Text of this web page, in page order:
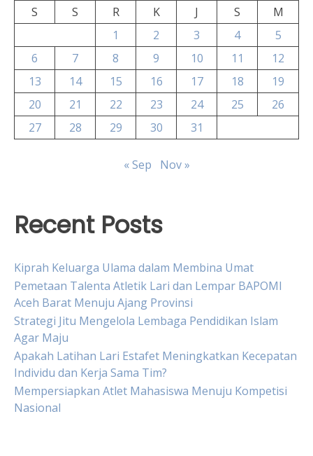
S
S R K J S
M
1
2 3 4
5
6
7 8 9 10 11
12
13
14 15 16 17 18
19
20
21 22 23 24 25
26
27
28 29 30 31
« Sep Nov »
Recent Posts
Kiprah Keluarga Ulama dalam Membina Umat
Pemetaan Talenta Atletik Lari dan Lempar BAPOMI
Aceh Barat Menuju Ajang Provinsi
Strategi Jitu Mengelola Lembaga Pendidikan Islam
Agar Maju
Apakah Latihan Lari Estafet Meningkatkan Kecepatan
Individu dan Kerja Sama Tim?
Mempersiapkan Atlet Mahasiswa Menuju Kompetisi
Nasional